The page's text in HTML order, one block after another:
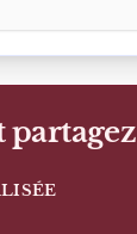
partagez